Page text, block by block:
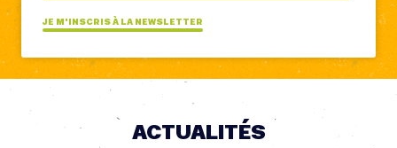
JE M'INSCRIS À LA NEWSLETTER
ACTUALITÉS